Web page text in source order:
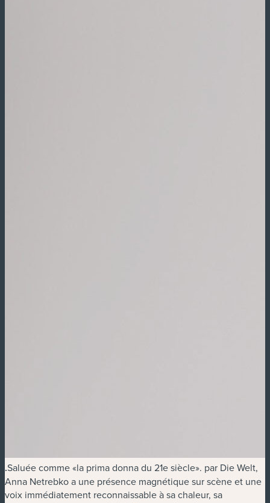
.Saluée comme «la prima donna du 21e siècle». par Die Welt,
Anna Netrebko a une présence magnétique sur scène et une
voix immédiatement reconnaissable à sa chaleur, sa